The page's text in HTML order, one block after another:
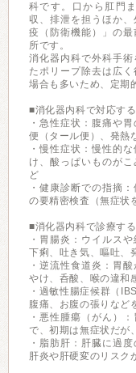
科です。口から肛門
収、排泄を担うほか
疫（防衛機能）」の
所です。
消化器内科で外科手
たポリープ除去は広
場合も多いため、定期
■消化器内科で対応す
・急性症状：腹痛や
便（タール便）、発熱
・慢性症状：慢性的
け、酸っぱいものが
ど
・健康診断での指摘
の要精密検査（無症状
■消化器内科で診療す
・胃腸炎：ウイルス
下痢、吐き気、嘔吐、
・逆流性食道炎：胃
やけ、呑酸、喉の違和
・過敏性腸症候群（
腹痛、お腹の張りなど
・悪性腫瘍（がん）
で、初期は無症状だが
・脂肪肝：肝臓に過
肝炎や肝硬変のリスク